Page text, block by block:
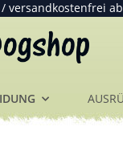
/ versandkostenfrei ab